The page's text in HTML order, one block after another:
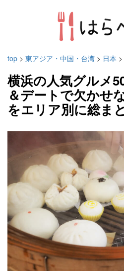
top > 東アジア・中国・台湾 > 日本 >
横浜の人気グルメ
＆デートで欠かせ
をエリア別に総ま